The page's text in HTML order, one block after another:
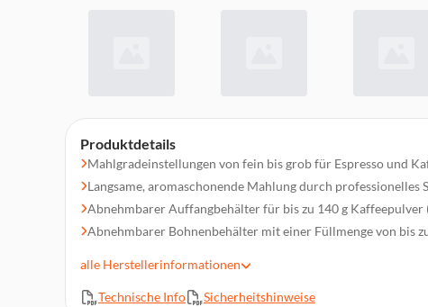
Produktdetails
Mahlgradeinstellungen von fein bis grob für Espresso und
Langsame, aromaschonende Mahlung durch professionelles
Abnehmbarer Auffangbehälter für bis zu 140 g Kaffeepulver
Abnehmbarer Bohnenbehälter mit einer Füllmenge von bis
Edle Edelstahlfront für ein modernes, stilvolles Design
alle Herstellerinformationen
Technische Info Sicherheitshinweise